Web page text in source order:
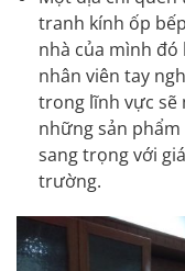
tranh kính ốp
nhà của mình
nhân viên tay
trong lĩnh vực sẽ
những sản
sang trọng với
trường.